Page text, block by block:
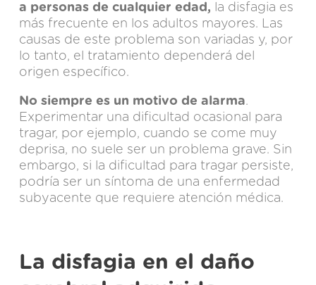
a personas de cualquier edad, la disfagia es
más frecuente en los adultos mayores. Las
causas de este problema son variadas y, por
lo tanto, el tratamiento dependerá del
origen específico.
No siempre es un motivo de alarma.
Experimentar una dificultad ocasional para
tragar, por ejemplo, cuando se come muy
deprisa, no suele ser un problema grave. Sin
embargo, si la dificultad para tragar persiste,
podría ser un síntoma de una enfermedad
subyacente que requiere atención médica.
La disfagia en el daño